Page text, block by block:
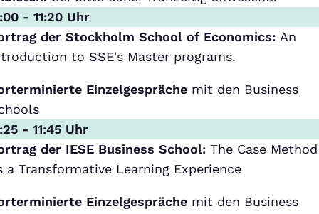
- 11:20 Uhr
der Stockholm School of Economics: An
to SSE's Master programs.
Einzelgespräche mit den Business
- 11:45 Uhr
der IESE Business School:The Case Method
a Transformative Learning Experience
Einzelgespräche mit den Business